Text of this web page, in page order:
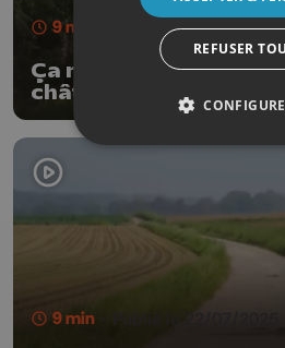
9 min - Publié le 29/07/2025
Ça roule? Best of 4,
château de Harzé
9 min
REFUSER